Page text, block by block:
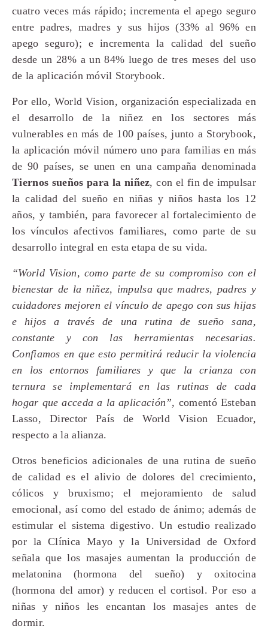
cuatro veces más rápido; incrementa el apego seguro
entre padres, madres y sus hijos (33% al 96% en
apego seguro); e incrementa la calidad del sueño
desde un 28% a un 84% luego de tres meses del uso
de la aplicación móvil Storybook.
Por ello, World Vision, organización especializada en
el desarrollo de la niñez en los sectores más
vulnerables en más de 100 países, junto a Storybook,
la aplicación móvil número uno para familias en más
de 90 países, se unen en una campaña denominada
Tiernos sueños para la niñez, con el fin de impulsar
la calidad del sueño en niñas y niños hasta los 12
años, y también, para favorecer al fortalecimiento de
los vínculos afectivos familiares, como parte de su
desarrollo integral en esta etapa de su vida.
“World Vision, como parte de su compromiso con el
bienestar de la niñez, impulsa que madres, padres y
cuidadores mejoren el vínculo de apego con sus hijas
e hijos a través de una rutina de sueño sana,
constante y con las herramientas necesarias.
Confiamos en que esto permitirá reducir la violencia
en los entornos familiares y que la crianza con
ternura se implementará en las rutinas de cada
hogar que acceda a la aplicación”, comentó Esteban
Lasso, Director País de World Vision Ecuador,
respecto a la alianza.
Otros beneficios adicionales de una rutina de sueño
de calidad es el alivio de dolores del crecimiento,
cólicos y bruxismo; el mejoramiento de salud
emocional, así como del estado de ánimo; además de
estimular el sistema digestivo. Un estudio realizado
por la Clínica Mayo y la Universidad de Oxford
señala que los masajes aumentan la producción de
melatonina (hormona del sueño) y oxitocina
(hormona del amor) y reducen el cortisol. Por eso a
niñas y niños les encantan los masajes antes de
dormir.